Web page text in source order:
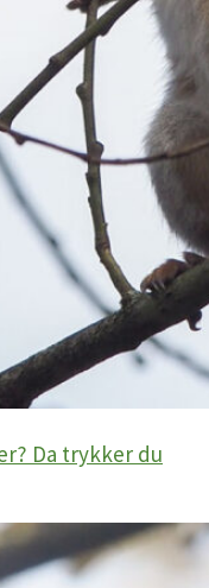
Da trykker du